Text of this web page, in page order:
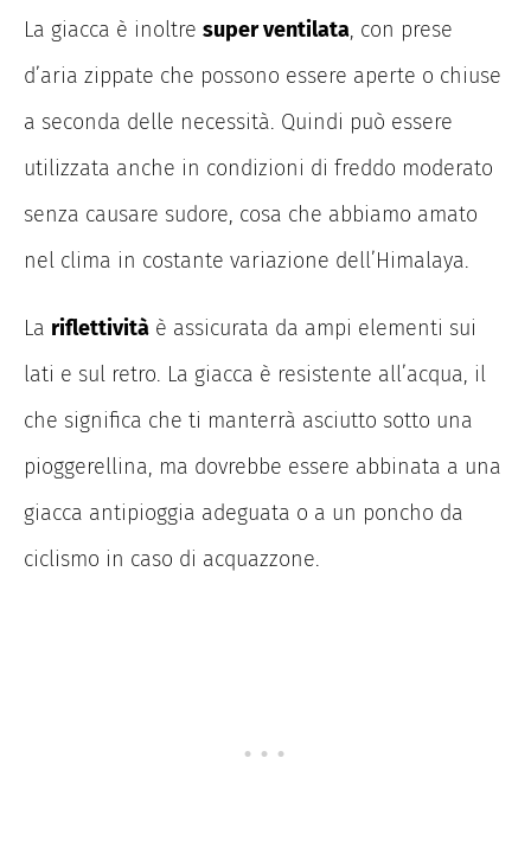
La giacca è inoltre super ventilata, con prese
d’aria zippate che possono essere aperte o chiuse
a seconda delle necessità. Quindi può essere
utilizzata anche in condizioni di freddo moderato
senza causare sudore, cosa che abbiamo amato
nel clima in costante variazione dell’Himalaya.
La riflettività è assicurata da ampi elementi sui
lati e sul retro. La giacca è resistente all’acqua, il
che significa che ti manterrà asciutto sotto una
pioggerellina, ma dovrebbe essere abbinata a una
giacca antipioggia adeguata o a un poncho da
ciclismo in caso di acquazzone.